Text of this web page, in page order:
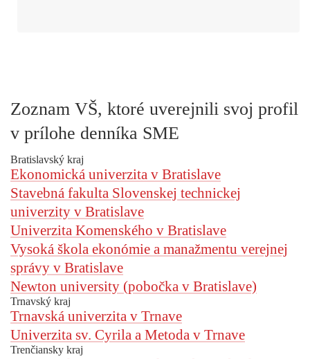
Zoznam VŠ, ktoré uverejnili svoj profil
v prílohe denníka SME
Bratislavský kraj
Ekonomická univerzita v Bratislave
Stavebná fakulta Slovenskej technickej
univerzity v Bratislave
Univerzita Komenského v Bratislave
Vysoká škola ekonómie a manažmentu verejnej
správy v Bratislave
Newton university (pobočka v Bratislave)
Trnavský kraj
Trnavská univerzita v Trnave
Univerzita sv. Cyrila a Metoda v Trnave
Trenčiansky kraj